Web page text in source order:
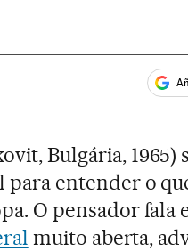
Bulgária, 1965)
entender o
O pensador fala
muito aberta,